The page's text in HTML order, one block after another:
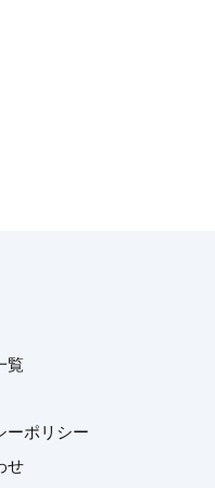
覧
ーポリシー
せ